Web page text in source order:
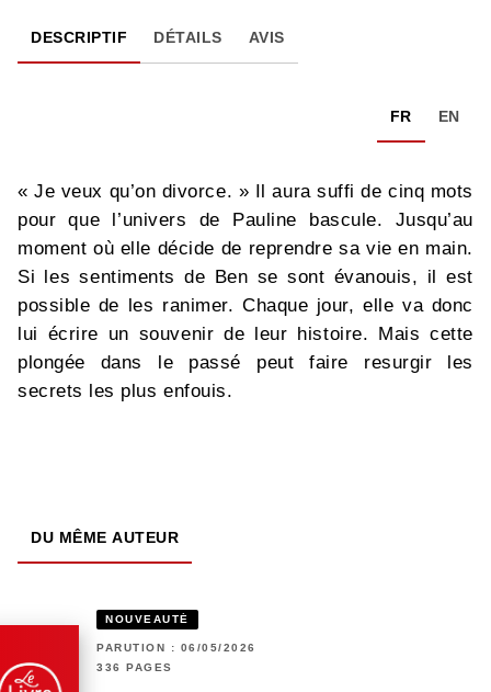
DESCRIPTIF DÉTAILS AVIS
FR EN
« Je veux qu’on divorce. » Il aura suffi de cinq mots
pour que l’univers de Pauline bascule. Jusqu’au
moment où elle décide de reprendre sa vie en main.
Si les sentiments de Ben se sont évanouis, il est
possible de les ranimer. Chaque jour, elle va donc
lui écrire un souvenir de leur histoire. Mais cette
plongée dans le passé peut faire resurgir les
secrets les plus enfouis.
DU MÊME AUTEUR
NOUVEAUTÉ
PARUTION : 06/05/2026
336 PAGES